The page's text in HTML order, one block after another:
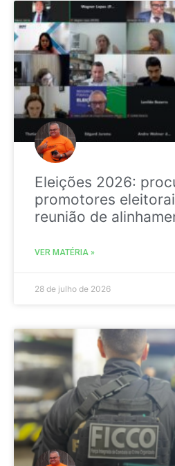
Eleições 2026:
promotores
reunião de
VER MATÉRIA »
28 de julho de 2026